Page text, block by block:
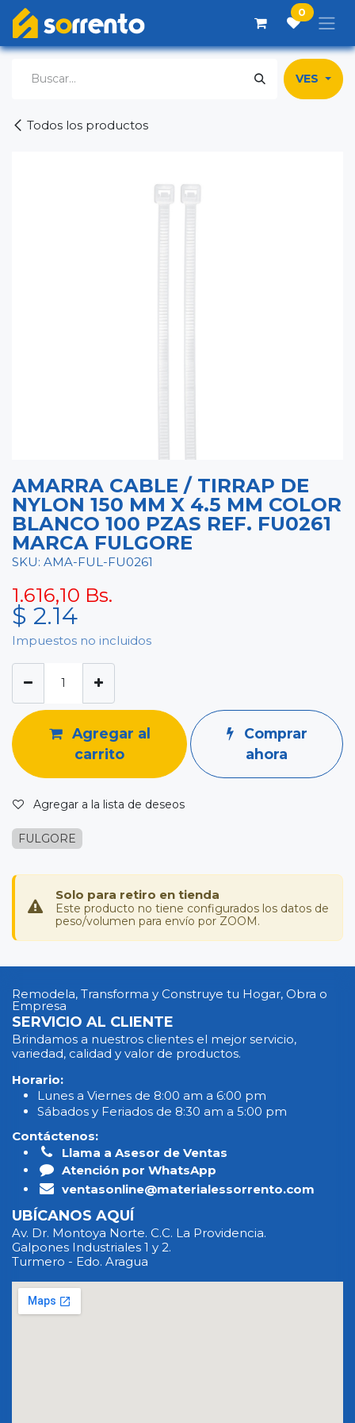
Ir al contenido 0
Todos los productos
VES
AMARRA CABLE / TIRRAP DE
NYLON 150 MM X 4.5 MM COLOR
BLANCO 100 PZAS REF. FU0261
MARCA FULGORE
SKU: AMA-FUL-FU0261
1.616,10 Bs.
$ 2.14
Impuestos no incluidos
Agregar al
carrito
Comprar
ahora
Agregar a la lista de deseos
FULGORE
Solo para retiro en tienda
Este producto no tiene configurados los datos de
peso/volumen para envío por ZOOM.
Remodela, Transforma y Construye tu Hogar, Obra o
Empresa
SERVICIO AL CLIENTE
Brindamos a nuestros clientes el mejor servicio,
variedad, calidad y valor de productos.
Horario:
Lunes a Viernes de 8:00 am a 6:00 pm
Sábados y Feriados de 8:30 am a 5:00 pm
Contáctenos:
Llama a Asesor de Ventas
Atención por WhatsApp
ventasonline@materialessorrento.com
UBÍCANOS AQUÍ
Av. Dr. Montoya Norte. C.C. La Providencia.
Galpones Industriales 1 y 2.
Turmero - Edo. Aragua